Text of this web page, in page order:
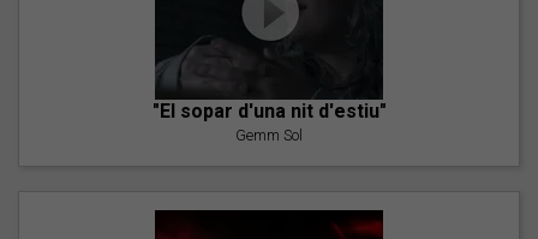
"El sopar d'una nit d'estiu"
Gemm Sol